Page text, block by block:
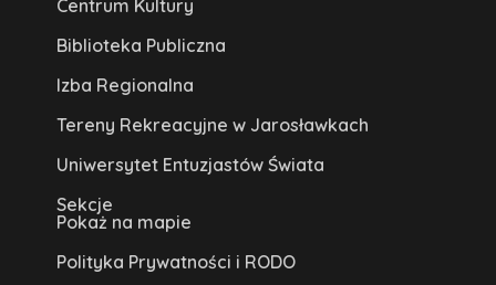
Centrum Kultury
Biblioteka Publiczna
Izba Regionalna
Tereny Rekreacyjne w Jarosławkach
Uniwersytet Entuzjastów Świata
Sekcje
Pokaż na mapie
Polityka Prywatności i RODO